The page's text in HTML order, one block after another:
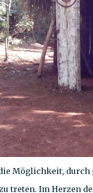
Möglichkeit,
treten. Im Herzen